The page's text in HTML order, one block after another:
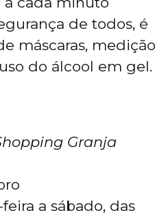
de todos, é
máscaras, medição
do álcool em gel.
Granja
a sábado, das